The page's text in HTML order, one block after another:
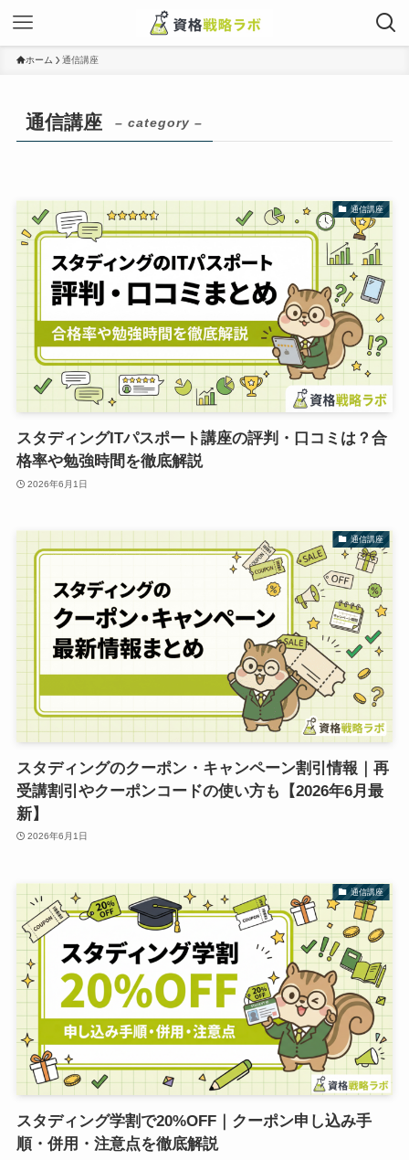
ホーム 通信講座
通信講座 – category –
通信講座
スタディングITパスポート講座の評判・口コミは？合
格率や勉強時間を徹底解説
2026年6月1日
通信講座
スタディングのクーポン・キャンペーン割引情報｜再
受講割引やクーポンコードの使い方も【2026年6月最
新】
2026年6月1日
通信講座
スタディング学割で20%OFF｜クーポン申し込み手
順・併用・注意点を徹底解説